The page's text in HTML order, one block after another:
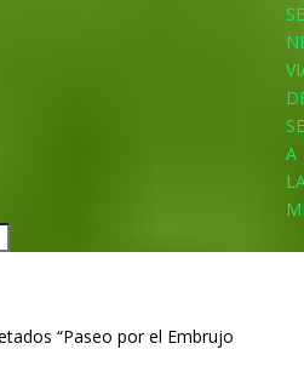
A
“Paseo por el Embrujo